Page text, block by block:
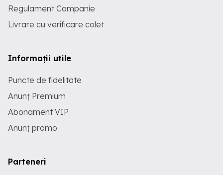
Regulament Campanie
Livrare cu verificare colet
Informații utile
Puncte de fidelitate
Anunț Premium
Abonament VIP
Anunț promo
Parteneri